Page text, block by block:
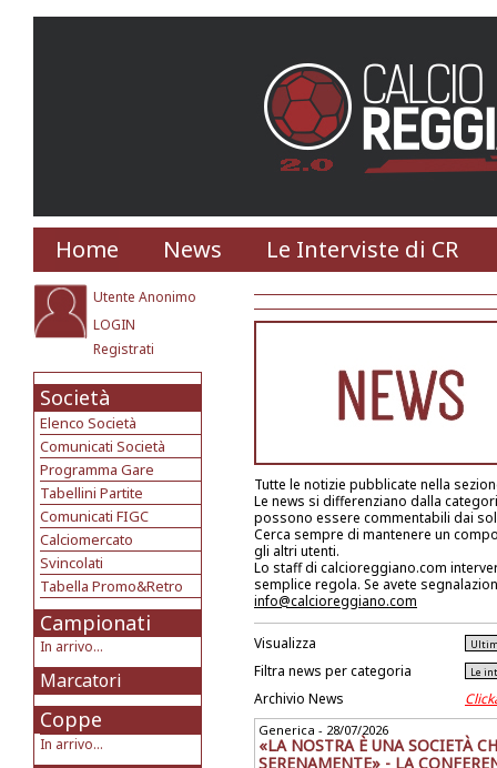
Home News Le Interviste di CR
Utente Anonimo
LOGIN
Registrati
Società
Elenco Società
Comunicati Società
Programma Gare
Tabellini Partite
Comunicati FIGC
Calciomercato
Svincolati
Tabella Promo&Retro
Campionati
In arrivo...
Marcatori
Coppe
In arrivo...
Tutte le notizie pubblicate nella
Le news si differenziano dalla
possono essere commentabili dai
Cerca sempre di mantenere un
gli altri utenti.
Lo staff di calcioreggiano.com
semplice regola. Se avete
info@calcioreggiano.com
Visualizza
Filtra news per categoria
Archivio News
Generica - 28/07/2026
«LA NOSTRA È UNA SOCIETÀ
SERENAMENTE» - LA